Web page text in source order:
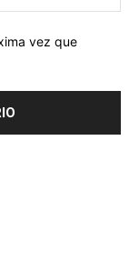
vez que